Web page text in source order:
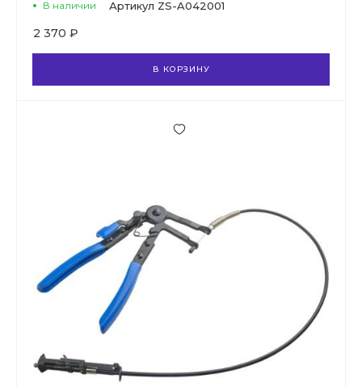
В наличии Артикул ZS-A042001
2 370 ₽
В КОРЗИНУ